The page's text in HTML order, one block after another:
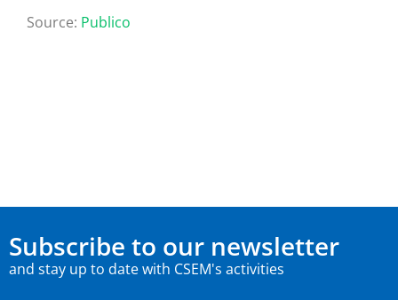
Source: Publico
Subscribe to our newsletter
and stay up to date with CSEM's activities